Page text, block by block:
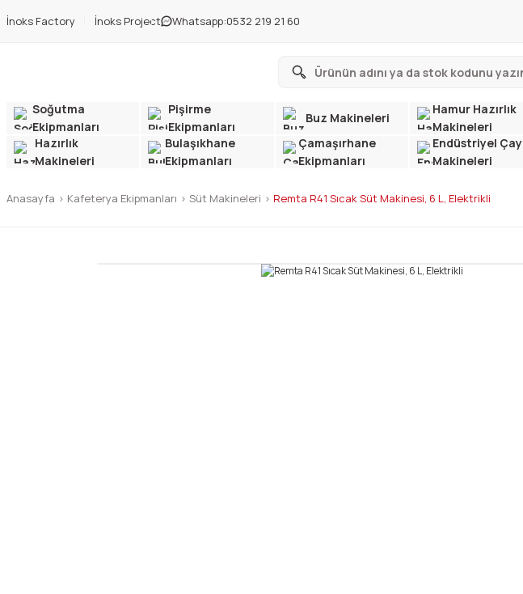
İnoks Factory İnoks Project Whatsapp:0532 219 21 60
Soğutma
Ekipmanları
Pişirme
Ekipmanları
Buz Makineleri
Hamur Hazırlık
Makineleri
Hazırlık
Makineleri
Bulaşıkhane
Ekipmanları
Çamaşırhane
Ekipmanları
Endüstriyel Çay
Makineleri
Anasayfa Kafeterya Ekipmanları Süt Makineleri Remta R41 Sıcak Süt Makinesi, 6 L, Elektrikli